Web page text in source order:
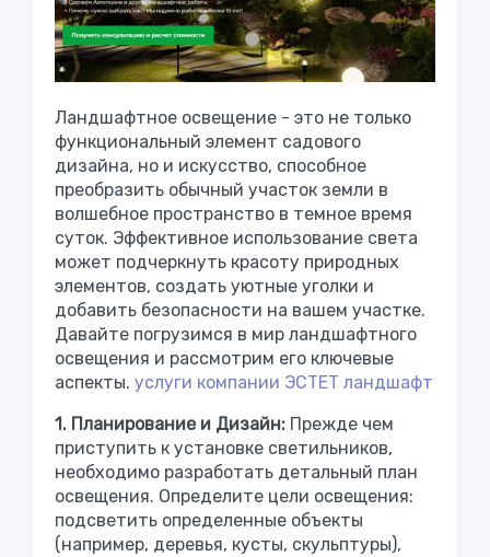
Ландшафтное освещение - это не только
функциональный элемент садового
дизайна, но и искусство, способное
преобразить обычный участок земли в
волшебное пространство в темное время
суток. Эффективное использование света
может подчеркнуть красоту природных
элементов, создать уютные уголки и
добавить безопасности на вашем участке.
Давайте погрузимся в мир ландшафтного
освещения и рассмотрим его ключевые
аспекты. услуги компании ЭСТЕТ ландшафт
1. Планирование и Дизайн: Прежде чем
приступить к установке светильников,
необходимо разработать детальный план
освещения. Определите цели освещения:
подсветить определенные объекты
(например, деревья, кусты, скульптуры),